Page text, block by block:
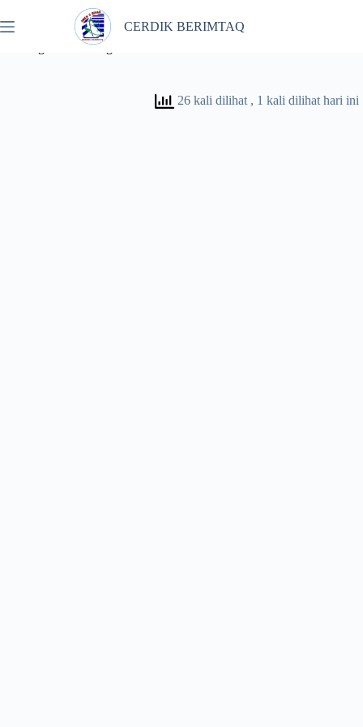
to
content
CERDIK BERIMTAQ
Bimbingan Konseling
26 kali dilihat , 1 kali dilihat hari ini